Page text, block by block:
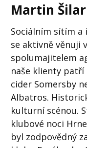
Martin Šilar
Sociálním sítím a
se aktivně věnuji
spolumajitelem
naše klienty patří
cider Somersby
Albatros.
kulturní scénou.
klubové noci
byl zodpovědný